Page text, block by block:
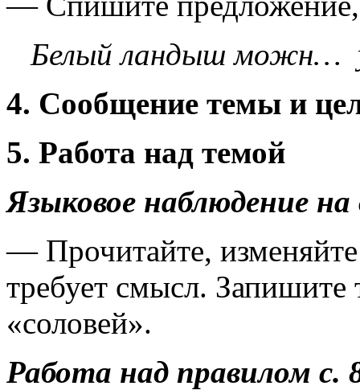
Белый ландыш можн…
4. Сообщение темы и
5. Работа над темой
Языковое наблюдение на
— Прочитайте, изменяйте
требует смысл. Запишите
«соловей».
Работа над правилом с.